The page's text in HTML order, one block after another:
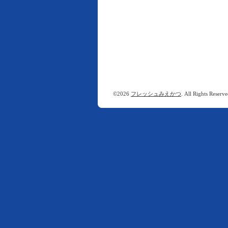
©2026 フレッシュみえかつ . All Rights